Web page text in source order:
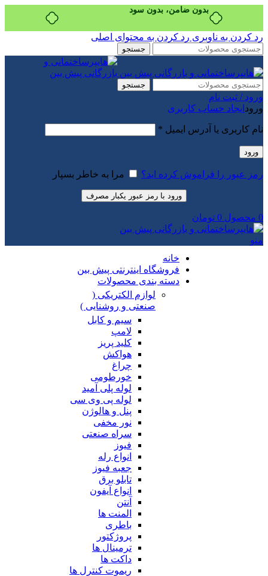
بدون ضامن، بدون سود
رد کردن به ناوبری رد کردن به محتوای اصلی
جستجو
جستجو
ورود / ثبت نام
ورود ایجاد حساب کاربری
نام کاربری یا آدرس ایمیل *
ورود
رمز عبور را فراموش کرده اید؟ مرا به خاطر بسپار
ورود با رمز عبور یکبار مصرف
0 محصول 0 تومان
منو
خانه
فروشگاه اینترنتی پیش بین
دسته بندی محصولات
لوازم الکتریکی (
صنعتی و روشنایی )
سیم و کابل
لامپ
کلید پریز
هواکش
چراغ
خورطومی
لوله پلی آمید
لوله پی وی سی
پنل و هالوژن
نور مخفی
سراه صنعتی
فیوز
انواع رله
جعبه فیوز
تابلو برق
انواع آیفون
آنتن
المنت ها
باطری
پروژکتور
ترمینال ها
داکت ها
ریموت کنترل ها